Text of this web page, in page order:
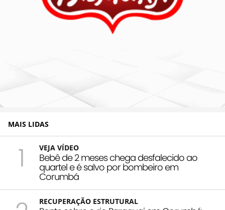
MAIS LIDAS
1 VEJA VÍDEO
Bebê de 2 meses chega desfalecido ao
quartel e é salvo por bombeiro em
Corumbá
RECUPERAÇÃO ESTRUTURAL